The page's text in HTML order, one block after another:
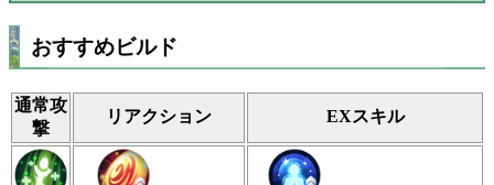
おすすめビルド
通常攻
撃
リアクション EXスキル